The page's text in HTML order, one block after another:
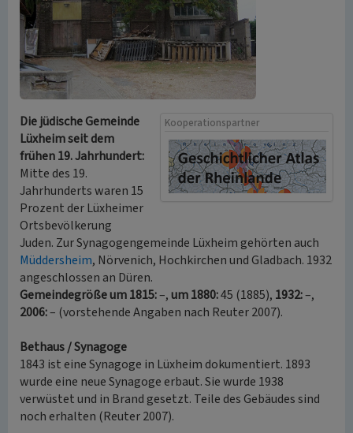
Kooperationspartner
Die jüdische Gemeinde
Lüxheim seit dem
frühen 19. Jahrhundert:
Mitte des 19.
Jahrhunderts waren 15
Prozent der Lüxheimer
Ortsbevölkerung
Juden. Zur Synagogengemeinde Lüxheim gehörten auch
Müddersheim, Nörvenich, Hochkirchen und Gladbach. 1932
angeschlossen an Düren.
Gemeindegröße um 1815:–,um 1880:45 (1885), 1932:–,
2006:– (vorstehende Angaben nach Reuter 2007).
Bethaus / Synagoge
1843 ist eine Synagoge in Lüxheim dokumentiert. 1893
wurde eine neue Synagoge erbaut. Sie wurde 1938
verwüstet und in Brand gesetzt. Teile des Gebäudes sind
noch erhalten (Reuter 2007).